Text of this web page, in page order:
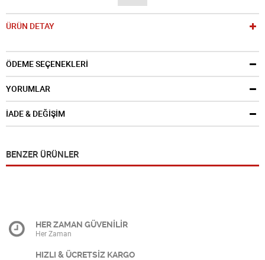
ÜRÜN DETAY
ÖDEME SEÇENEKLERİ
YORUMLAR
İADE & DEĞİŞİM
BENZER ÜRÜNLER
HER ZAMAN GÜVENİLİR
Her Zaman
HIZLI & ÜCRETSİZ KARGO